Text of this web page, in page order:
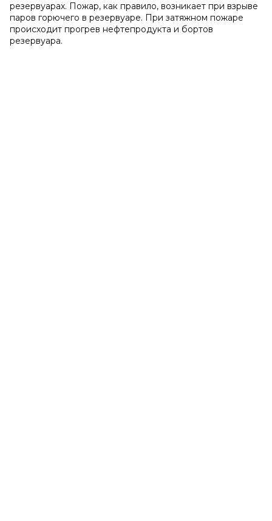
резервуарах. Пожар, как правило, возникает при взрыве
паров горючего в резервуаре. При затяжном пожаре
происходит прогрев нефтепродукта и бортов
резервуара.